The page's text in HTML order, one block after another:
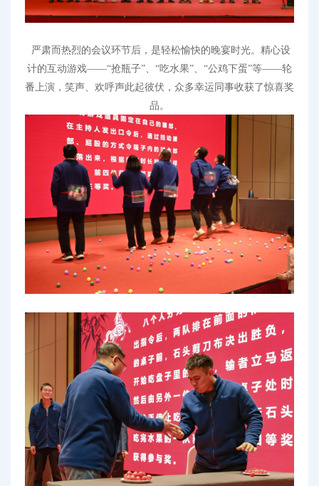
严肃而热烈的会议环节后，是轻松愉快的晚宴时光。精心设
计的互动游戏——“抢瓶子”、“吃水果”、“公鸡下蛋”等——轮
番上演，笑声、欢呼声此起彼伏 ， 众多幸运同事收获了惊喜奖
品。